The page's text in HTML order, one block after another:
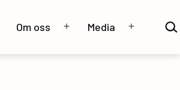
Om oss
ÖppnaMedia
Öppna
Sök
…